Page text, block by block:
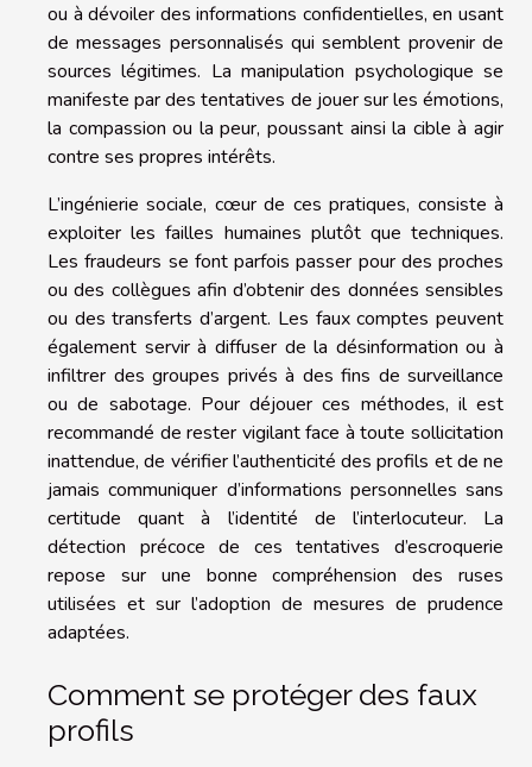
ou à dévoiler des informations confidentielles, en usant
de messages personnalisés qui semblent provenir de
sources légitimes. La manipulation psychologique se
manifeste par des tentatives de jouer sur les émotions,
la compassion ou la peur, poussant ainsi la cible à agir
contre ses propres intérêts.
L’ingénierie sociale, cœur de ces pratiques, consiste à
exploiter les failles humaines plutôt que techniques.
Les fraudeurs se font parfois passer pour des proches
ou des collègues afin d’obtenir des données sensibles
ou des transferts d’argent. Les faux comptes peuvent
également servir à diffuser de la désinformation ou à
infiltrer des groupes privés à des fins de surveillance
ou de sabotage. Pour déjouer ces méthodes, il est
recommandé de rester vigilant face à toute sollicitation
inattendue, de vérifier l’authenticité des profils et de ne
jamais communiquer d’informations personnelles sans
certitude quant à l’identité de l’interlocuteur. La
détection précoce de ces tentatives d’escroquerie
repose sur une bonne compréhension des ruses
utilisées et sur l’adoption de mesures de prudence
adaptées.
Comment se protéger des faux
profils